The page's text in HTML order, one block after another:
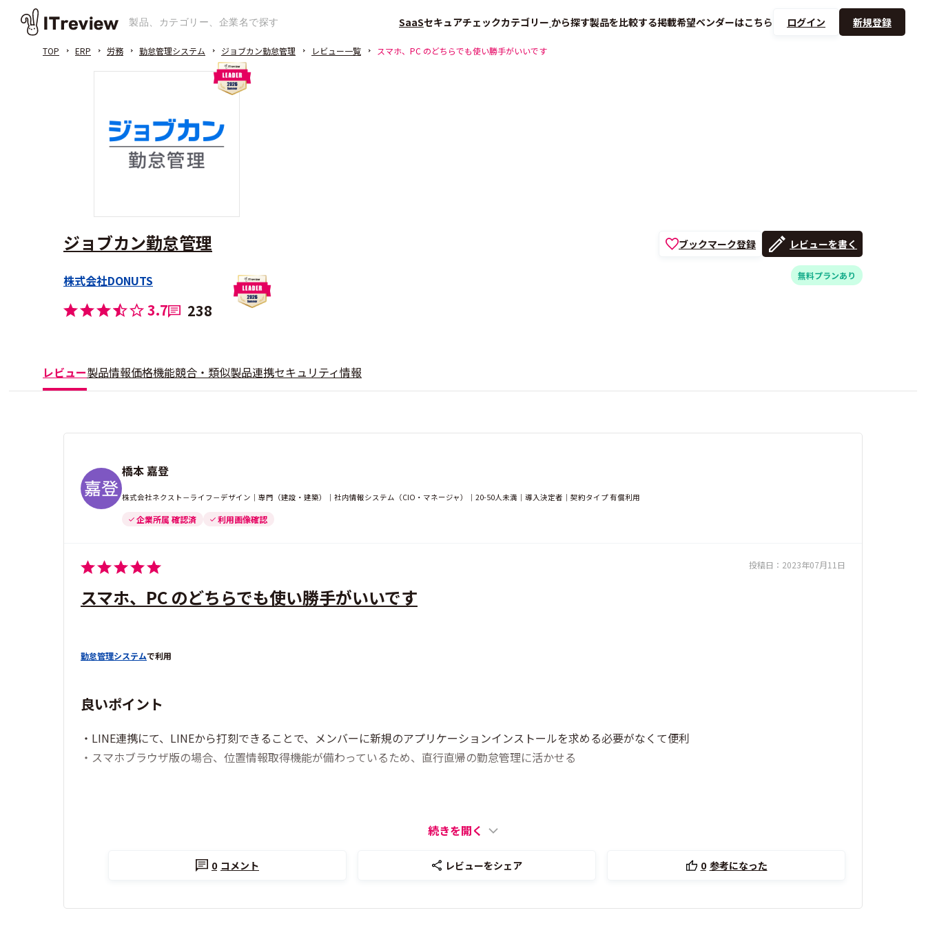
SaaSセキュアチェックカテゴリー から探す製品を比較する掲載希望ベンダーはこちら ログイン 新規登録
TOP ERP 労務 勤怠管理システム ジョブカン勤怠管理 レビュー一覧 スマホ、PC のどちらでも使い勝手がいいです
ジョブカン勤怠管理
株式会社DONUTS
3.7 238
ブックマーク登録 レビューを書く
無料プランあり
レビュー製品情報価格機能競合・類似製品連携セキュリティ情報
橋本 嘉登
株式会社ネクスト－ライフ－デザイン｜専門（建設・建築）｜社内情報システム（CIO・マネージャ）｜20-50人未満｜導入決定者｜契約タイプ 有償利用
企業所属 確認済 利用画像確認
投稿日： 2023年07月11日
スマホ、PC のどちらでも使い勝手がいいです
勤怠管理システムで利用
良いポイント
・LINE連携にて、LINEから打刻できることで、メンバーに新規のアプリケーションインストールを求める必要がなくて便利
・スマホブラウザ版の場合、位置情報取得機能が備わっているため、直行直帰の勤怠管理に活かせる
続きを開く
0 コメント レビューをシェア 0 参考になった